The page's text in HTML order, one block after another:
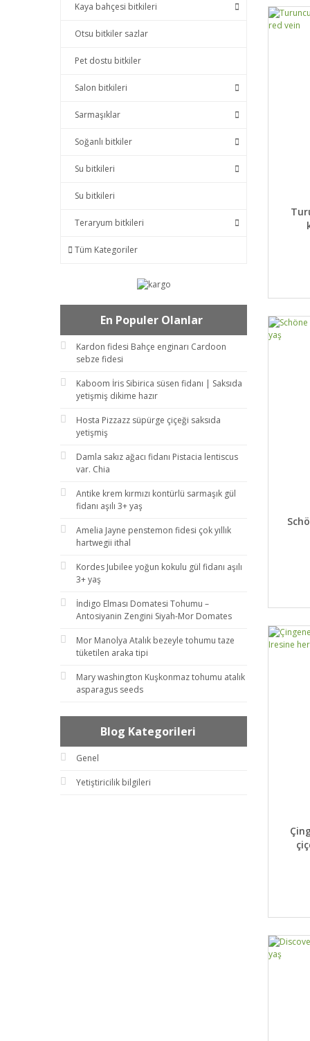
Kaya bahçesi bitkileri
Otsu bitkiler sazlar
Pet dostu bitkiler
Salon bitkileri
Sarmaşıklar
Soğanlı bitkiler
Su bitkileri
Su bitkileri
Teraryum bitkileri
Tüm Kategoriler
En Populer Olanlar
Kardon fidesi Bahçe enginarı Cardoon
sebze fidesi
Kaboom İris Sibirica süsen fidanı | Saksıda
yetişmiş dikime hazır
Hosta Pizzazz süpürge çiçeği saksıda
yetişmiş
Damla sakız ağacı fidanı Pistacia lentiscus
var. Chia
Antike krem kırmızı kontürlü sarmaşık gül
fidanı aşılı 3+ yaş
Amelia Jayne penstemon fidesi çok yıllık
hartwegii ithal
Kordes Jubilee yoğun kokulu gül fidanı aşılı
3+ yaş
İndigo Elması Domatesi Tohumu –
Antosiyanin Zengini Siyah-Mor Domates
Mor Manolya Atalık bezeyle tohumu taze
tüketilen araka tipi
Mary washington Kuşkonmaz tohumu atalık
asparagus seeds
Blog Kategorileri
Genel
Yetiştiricilik bilgileri